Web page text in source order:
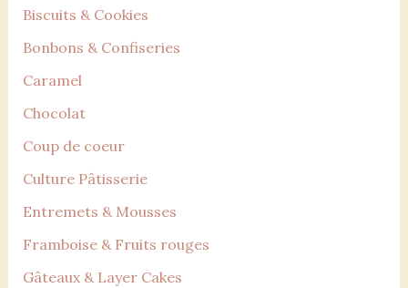
Biscuits & Cookies
Bonbons & Confiseries
Caramel
Chocolat
Coup de coeur
Culture Pâtisserie
Entremets & Mousses
Framboise & Fruits rouges
Gâteaux & Layer Cakes